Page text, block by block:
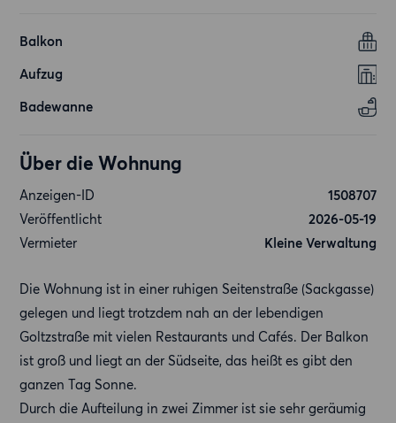
Balkon
Aufzug
Badewanne
Über die Wohnung
Anzeigen-ID
1508707
Veröffentlicht
2026-05-19
Vermieter
Kleine Verwaltung
Die Wohnung ist in einer ruhigen Seitenstraße (Sackgasse)
gelegen und liegt trotzdem nah an der lebendigen
Goltzstraße mit vielen Restaurants und Cafés. Der Balkon
ist groß und liegt an der Südseite, das heißt es gibt den
ganzen Tag Sonne.
Durch die Aufteilung in zwei Zimmer ist sie sehr geräumig